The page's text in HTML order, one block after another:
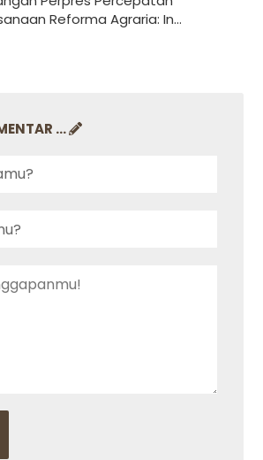
Reforma Agraria: In...
...